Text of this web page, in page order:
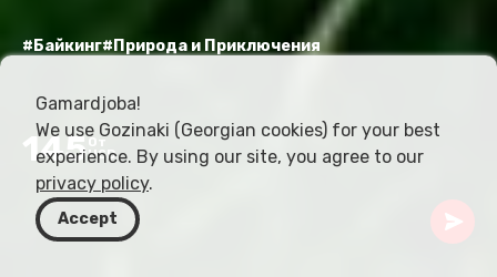
#Байкинг#Природа и Приключения
145От
USD
Gamardjoba!
We use Gozinaki (Georgian cookies) for your best
experience. By using our site, you agree to our
privacy policy.
Accept